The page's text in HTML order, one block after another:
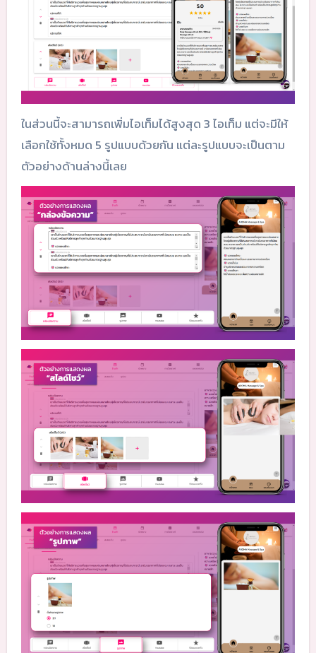
ในส่วนนี้จะสามารถเพิ่มไอเท็มได้สูงสุด 3 ไอเท็ม แต่จะมีให้
เลือกใช้ทั้งหมด 5 รูปแบบด้วยกัน แต่ละรูปแบบจะเป็นตาม
ตัวอย่างด้านล่างนี้เลย